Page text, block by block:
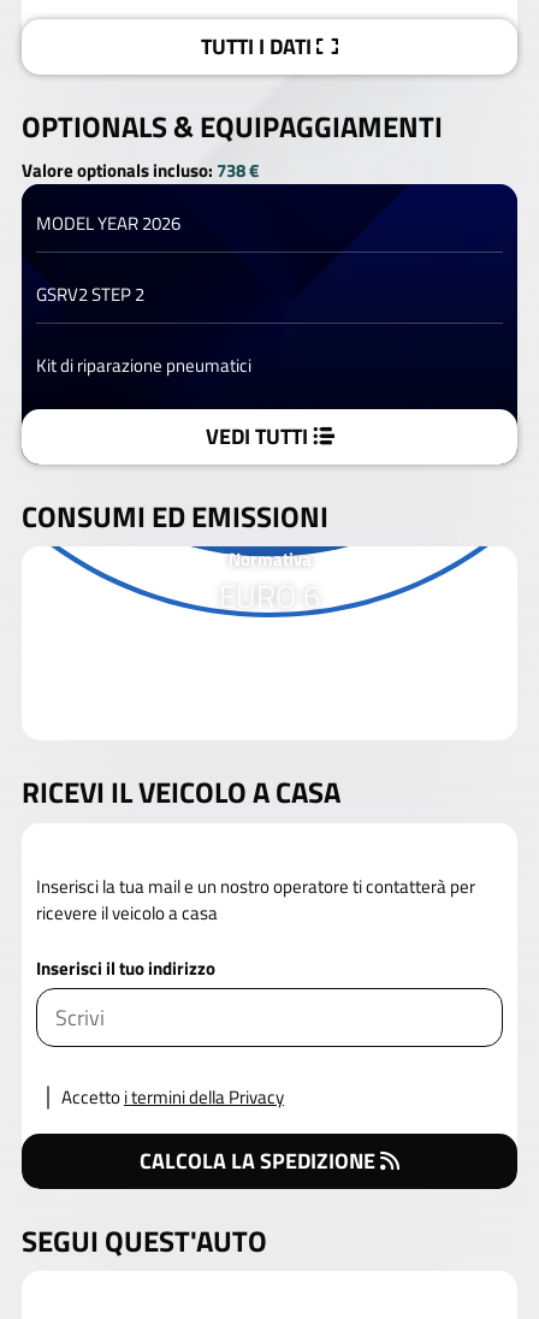
TUTTI I DATI
OPTIONALS &EQUIPAGGIAMENTI
Valore optionals incluso: 738 €
MODEL YEAR 2026
GSRV2 STEP 2
Kit di riparazione pneumatici
VEDI TUTTI
CONSUMI ED EMISSIONI
Normativa
EURO 6
RICEVI IL VEICOLO A CASA
Inserisci la tua mail e un nostro operatore ti contatterà per
ricevere il veicolo a casa
Inserisci il tuo indirizzo
Accettoi termini della Privacy
CALCOLA LA SPEDIZIONE
SEGUI QUEST'AUTO